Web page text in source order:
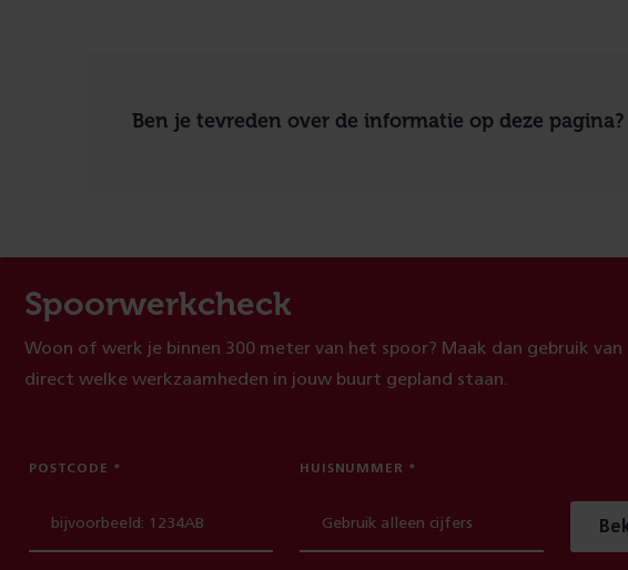
Ben je tevreden over de informatie op deze pagina?
Spoorwerkcheck
Woon of werk je binnen 300 meter van het spoor? Maak dan gebruik
direct welke werkzaamheden in jouw buurt gepland staan.
POSTCODE HUISNUMMER